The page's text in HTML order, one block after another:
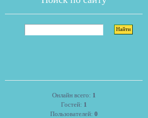
Онлайн всего: 1
Гостей: 1
Пользователей: 0